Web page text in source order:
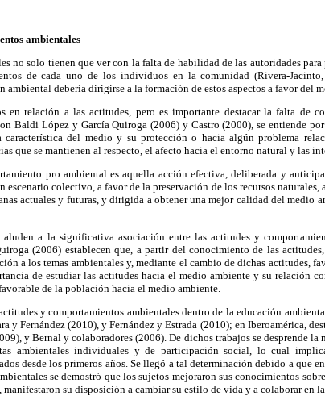
ambientales
no solo tienen que ver con la falta de habilidad de las autoridades
de cada uno de los individuos en la comunidad (Rivera-
ambiental debería dirigirse a la formación de estos aspectos a favor del
en relación a las actitudes, pero es importante destacar la falta de
Baldi López y García Quiroga (2006) y Castro (2000), se entiende
característica del medio y su protección o hacia algún problema
que se mantienen al respecto, el afecto hacia el entorno natural y las
pro ambiental es aquella acción efectiva, deliberada y
escenario colectivo, a favor de la preservación de los recursos
actuales y futuras, y dirigida a obtener una mejor calidad del medio
aluden a la significativa asociación entre las actitudes y
(2006) establecen que, a partir del conocimiento de las
a los temas ambientales y, mediante el cambio de dichas actitudes,
de estudiar las actitudes hacia el medio ambiente y su relación
de la población hacia el medio ambiente.
y comportamientos ambientales dentro de la educación
y Fernández (2010), y Fernández y Estrada (2010); en Iberoamérica,
y Bernal y colaboradores (2006). De dichos trabajos se desprende la
ambientales individuales y de participación social, lo cual
desde los primeros años. Se llegó a tal determinación debido a que
se demostró que los sujetos mejoraron sus conocimientos
manifestaron su disposición a cambiar su estilo de vida y a colaborar en